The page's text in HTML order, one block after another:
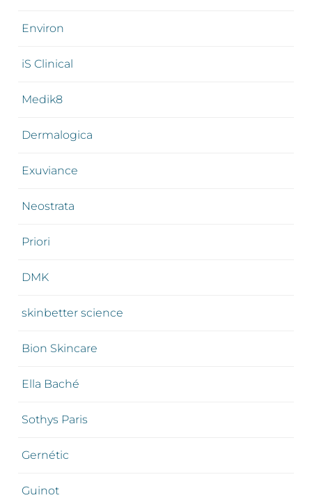
Environ
iS Clinical
Medik8
Dermalogica
Exuviance
Neostrata
Priori
DMK
skinbetter science
Bion Skincare
Ella Baché
Sothys Paris
Gernétic
Guinot